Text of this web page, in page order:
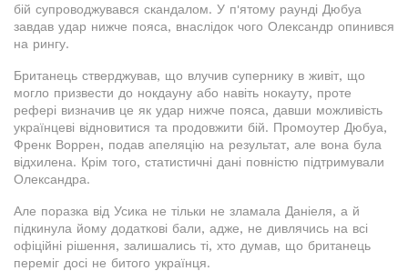
бій супроводжувався скандалом. У п'ятому раунді Дюбуа
завдав удар нижче пояса, внаслідок чого Олександр опинився
на рингу.
Британець стверджував, що влучив супернику в живіт, що
могло призвести до нокдауну або навіть нокауту, проте
рефері визначив це як удар нижче пояса, давши можливість
українцеві відновитися та продовжити бій. Промоутер Дюбуа,
Френк Воррен, подав апеляцію на результат, але вона була
відхилена. Крім того, статистичні дані повністю підтримували
Олександра.
Але поразка від Усика не тільки не зламала Даніеля, а й
підкинула йому додаткові бали, адже, не дивлячись на всі
офіційні рішення, залишались ті, хто думав, що британець
переміг досі не битого українця.